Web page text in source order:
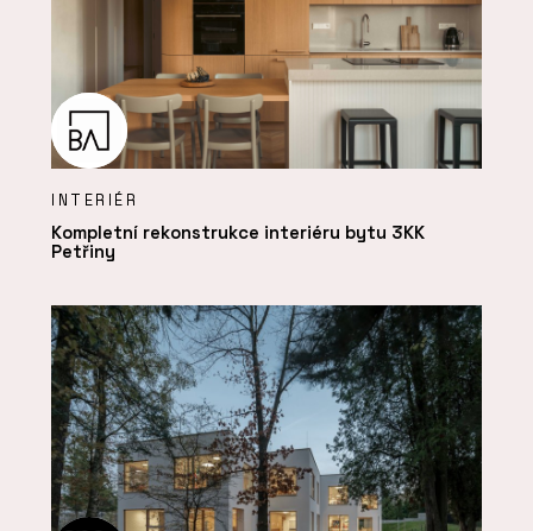
INTERIÉR
Kompletní rekonstrukce interiéru bytu 3KK
Petřiny